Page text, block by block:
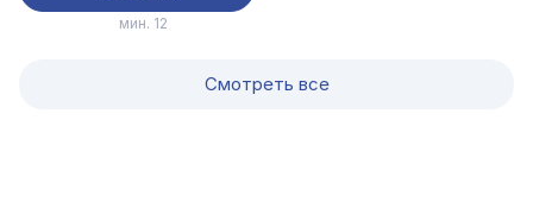
мин. 12
Смотреть все